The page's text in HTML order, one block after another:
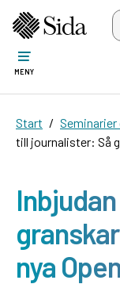
MENY
Start
till journalister: Så
nya